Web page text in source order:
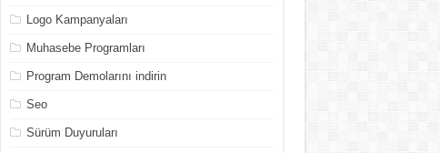
Logo Kampanyaları
Muhasebe Programları
Program Demolarını indirin
Seo
Sürüm Duyuruları